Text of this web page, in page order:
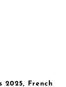
2025, French